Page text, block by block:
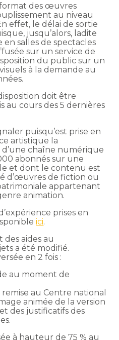
des œuvres
au niveau
effet, le délai de sortie
jusqu’alors, ladite
salles de spectacles
sur un service de
du public sur un
à la demande au
doit être
au cours des 5 dernières
puisqu’est prise en
artistique la
chaîne numérique
abonnés sur une
et dont le contenu est
d’œuvres de fiction ou
appartenant
animation.
prises en
ici.
aides au
a été modifié.
en 2 fois :
au moment de
au Centre national
animée de la version
des justificatifs des
à hauteur de 75 % au